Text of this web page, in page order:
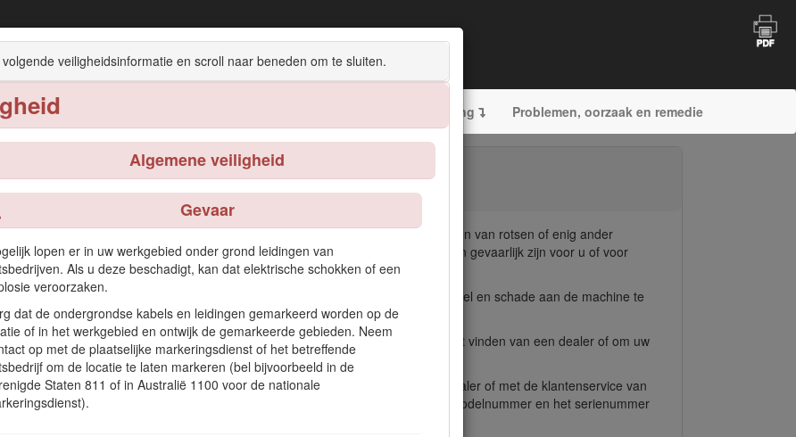
veiligheidsinformatie en scroll naar beneden om te sluiten.
Algemene veiligheid
Gevaar
lopen er in uw werkgebied onder grond leidingen van
Als u deze beschadigt, kan dat elektrische schokken of een
veroorzaken.
dat de ondergrondse kabels en leidingen gemarkeerd worden op de
of in het werkgebied en ontwijk de gemarkeerde gebieden. Neem
op met de plaatselijke markeringsdienst of het betreffende
om de locatie te laten markeren (bel bijvoorbeeld in de
Staten 811 of in Australië 1100 voor de nationale
STX-26 stronkenfrees
van de machine Stalling Problemen, oorzaak en remedie
te slijpen en te verwijderen. Ze is niet bedoeld voor het snijden van rotsen of enig ander
Dit product gebruiken voor andere doeleinden dan het bedoelde gebruik kan gevaarlijk zijn voor u of voor
hoe u dit product op de juiste wijze moet gebruiken en onderhouden en om letsel en schade aan de machine te
en veilige gebruik van de machine.
en bedieningsinstructies, informatie over accessoires, hulp bij het vinden van een dealer of om uw
informatie nodig hebt, kunt u contact opnemen met een erkende servicedealer of met de klantenservice van
serienummer van het product te vermelden. Figuur
geeft de plaats van het modelnummer en het serienummer
de ruimte hieronder.